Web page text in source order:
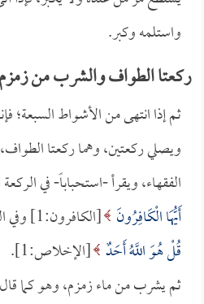
واستلمه وكبر.
ركعتا الطواف والشرب من زمزم
ثم إذا انتهى من الأشواط السبعة؛
ويصلي ركعتين، وهما ركعتا
الفقهاء، ويقرأ -استحباباً- في
أَيُّهَا الْكَافِرُونَ [الكافرون:1] وفي الركعة الثانية بعد الفاتحة:
قُلْ هُوَ اللَّهُ أَحَدٌ [الإخلاص:1].
ثم يشرب من ماء زمزم، وهو كما